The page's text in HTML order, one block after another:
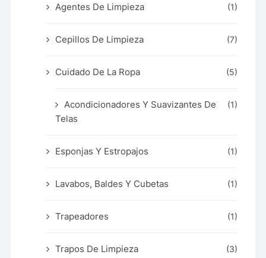
Agentes De Limpieza (1)
Cepillos De Limpieza (7)
Cuidado De La Ropa (5)
Acondicionadores Y Suavizantes De
Telas
(1)
Esponjas Y Estropajos (1)
Lavabos, Baldes Y Cubetas (1)
Trapeadores (1)
Trapos De Limpieza (3)